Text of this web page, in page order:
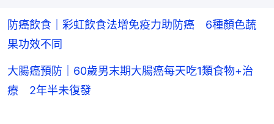
防癌飲食｜彩虹飲食法增免疫力助防癌 6種顏色蔬
果功效不同
大腸癌預防｜60歲男末期大腸癌每天吃1類食物+治
療 2年半未復發